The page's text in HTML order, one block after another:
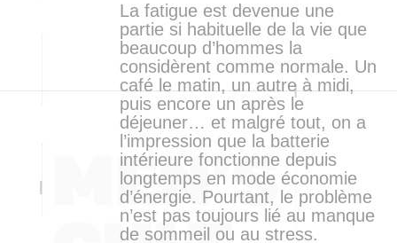
La fatigue est devenue une
partie si habituelle de la vie que
beaucoup d’hommes la
considèrent comme normale. Un
café le matin, un autre à midi,
puis encore un après le
déjeuner… et malgré tout, on a
l’impression que la batterie
intérieure fonctionne depuis
longtemps en mode économie
d’énergie. Pourtant, le problème
n’est pas toujours lié au manque
de sommeil ou au stress.